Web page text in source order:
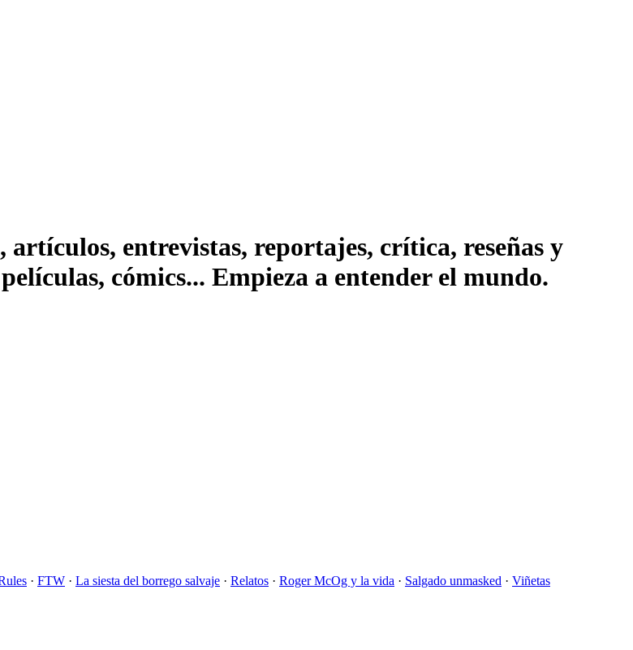
entrevistas, reportajes, crítica, reseñas y
cómics... Empieza a entender el mundo.
· FTW · La siesta del borrego salvaje · Relatos · Roger McOg y la vida · Salgado unmasked · Viñetas